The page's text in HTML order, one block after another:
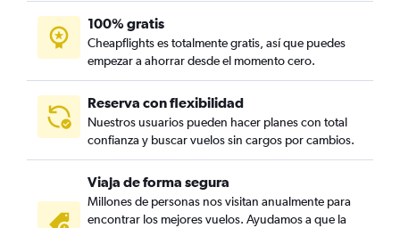
100% gratis
Cheapflights es totalmente gratis, así que puedes
empezar a ahorrar desde el momento cero.
Reserva con flexibilidad
Nuestros usuarios pueden hacer planes con total
confianza y buscar vuelos sin cargos por cambios.
Viaja de forma segura
Millones de personas nos visitan anualmente para
encontrar los mejores vuelos. Ayudamos a que la